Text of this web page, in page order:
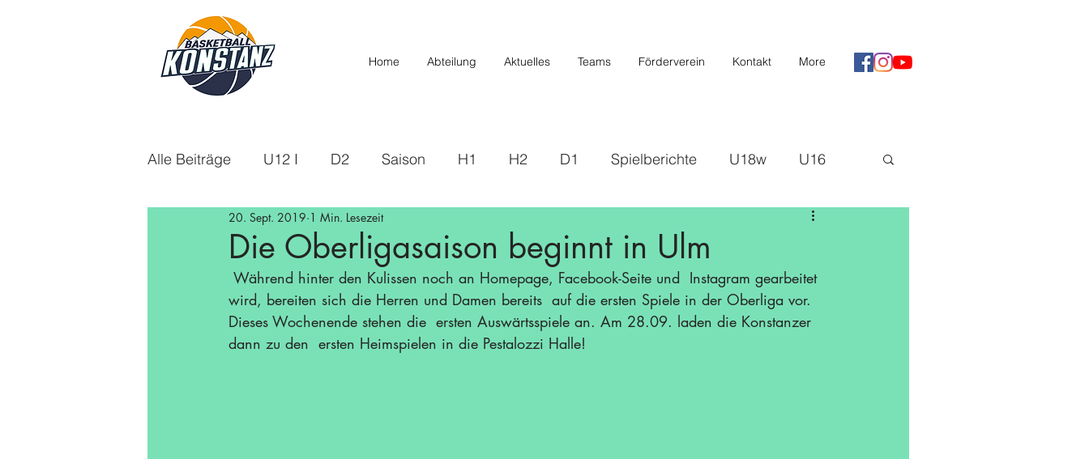
Home Abteilung Aktuelles Teams Förderverein Kontakt More
Alle Beiträge U12 I D2 Saison H1 H2 D1 Spielberichte U18w U16
U14 Aktuelles Saison 20/21
Saison 21/22 Saison 22/23 Saison 23/24 U14 II U10 H3
Saison 24/25 Saison 25/26
Die Oberligasaison beginnt in Ulm
20. Sept. 2019 1 Min. Lesezeit
wird, bereiten sich die Herren und Damen bereits  auf die ersten Spiele in der Oberliga vor.
Dieses Wochenende stehen die  ersten Auswärtsspiele an. Am 28.09. laden die Konstanzer
dann zu den  ersten Heimspielen in die Pestalozzi Halle!